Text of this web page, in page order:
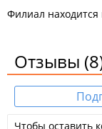
Филиал находится
Отзывы
Чтобы оставить